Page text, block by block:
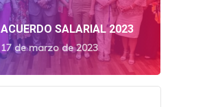
ACUERDO SALARIAL 2023
17 de marzo de 2023